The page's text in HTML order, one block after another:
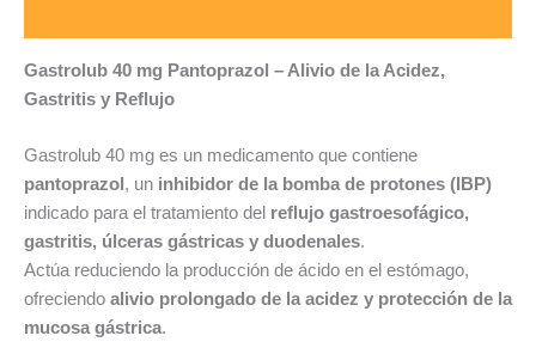
Gastrolub 40 mg Pantoprazol – Alivio de la Acidez,
Gastritis y Reflujo
Gastrolub 40 mg es un medicamento que contiene
pantoprazol , un inhibidor de la bomba de protones (IBP)
indicado para el tratamiento del reflujo gastroesofágico,
gastritis, úlceras gástricas y duodenales.
Actúa reduciendo la producción de ácido en el estómago,
ofreciendo alivio prolongado de la acidez y protección de la
mucosa gástrica.